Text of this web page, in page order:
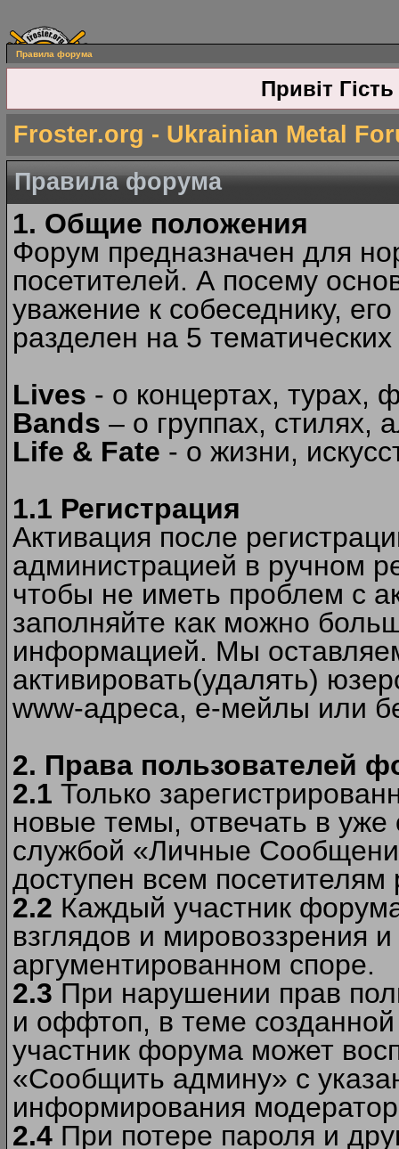
Правила форума
Привіт Гість
Froster.org - Ukrainian Metal
Правила форума
1. Общие положения
Форум предназначен для
посетителей. А посему
уважение к собеседнику,
разделен на 5
Lives - о концертах, турах,
Bands – о группах, стилях,
Life & Fate - о жизни,
1.1 Регистрация
Активация после
администрацией в ручном
чтобы не иметь проблем с
заполняйте как можно
информацией. Мы
активировать(удалять)
www-адреса, е-мейлы или
2. Права пользователей
2.1 Только
новые темы, отвечать в
службой «Личные
доступен всем посетителям
2.2 Каждый участник
взглядов и мировоззрения
аргументированном споре.
2.3 При нарушении прав
и оффтоп, в теме
участник форума может
«Сообщить админу» с
информирования
2.4 При потере пароля и